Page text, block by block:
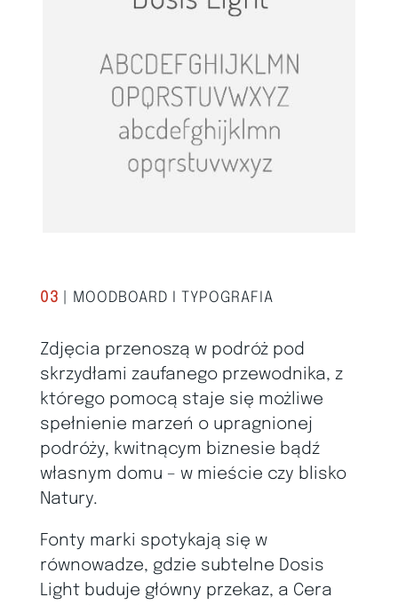
03 | MOODBOARD I TYPOGRAFIA
Zdjęcia przenoszą w podróż pod
skrzydłami zaufanego przewodnika, z
którego pomocą staje się możliwe
spełnienie marzeń o upragnionej
podróży, kwitnącym biznesie bądź
własnym domu – w mieście czy blisko
Natury.
Fonty marki spotykają się w
równowadze, gdzie subtelne Dosis
Light buduje główny przekaz, a Cera